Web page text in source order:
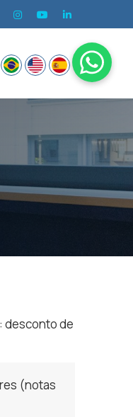
desconto de
(notas